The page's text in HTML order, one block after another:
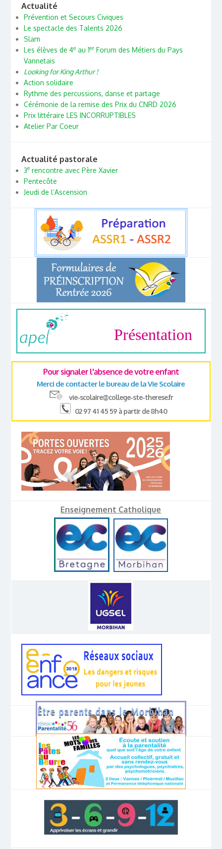
Actualité
Prévention et Secours Civiques
Le spectacle des Talents 2026
Slam
Les élèves de 4eau 1erForum des Métiers du Pays
Vannetais
Looking for King Arthur !
Action solidaire
Rythme des percussions, danse et partage
Cérémonie de la remise des Prix du CNRD 2026
Prix littéraire LES INCORRUPTIBLES
Atelier Par Coeur
Actualité pastorale
3erencontre avec Père Xavier
Pentecôte
Jeudi de l’Ascension
Présentation
Pour signaler l'absence de votre enfant
Merci de contacter le bureau de la Vie Scolaire
vie-scolaire@college-ste-therese.fr
02 97 41 45 59 à partir de 8h40
Enseignement Catholique